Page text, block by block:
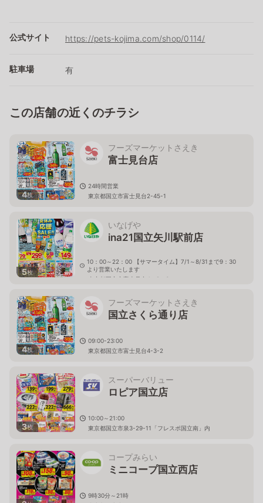
公式サイト https://pets-kojima.com/shop/0114/
駐車場 有
この店舗の近くのチラシ
4枚
フーズマーケットさえき
富士見台店
24時間営業
東京都国立市富士見台2-45-1
5枚
いなげや
ina21国立矢川駅前店
10：00～22：00 【サマータイム】7/1～8/31まで9：30
より営業いたします
東京都国立市富士見台4－9－3
4枚
フーズマーケットさえき
国立さくら通り店
09:00-23:00
東京都国立市富士見台4-3-2
3枚
スーパーバリュー
ロピア国立店
10:00～21:00
東京都国立市泉3-29-11「フレスポ国立南」内
コープみらい
ミニコープ国立西店
9時30分～21時